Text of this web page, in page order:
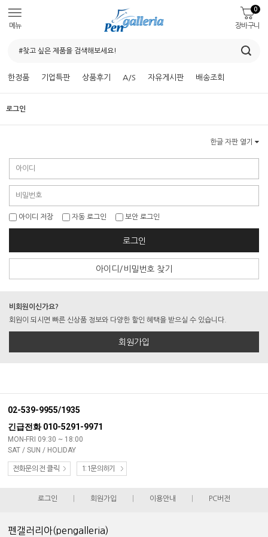
메뉴 장바구니
0
한정품 기업특판 상품후기 A/S 자유게시판 배송조회
로그인
한글 자판 열기
아이디 저장 자동 로그인 보안 로그인
로그인
아이디/비밀번호 찾기
비회원이신가요?
회원이 되시면 빠른 신상품 정보와 다양한 할인 혜택을 받으실 수 있습니다.
회원가입
02-539-9955/1935
긴급전화 010-5291-9971
MON-FRI 09:30 ~ 18:00
SAT / SUN / HOLIDAY
전화문의 전 클릭 1:1문의하기
로그인 회원가입 이용안내 PC버전
펜갤러리아(pengalleria)